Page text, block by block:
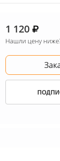
1 120
Нашли цену